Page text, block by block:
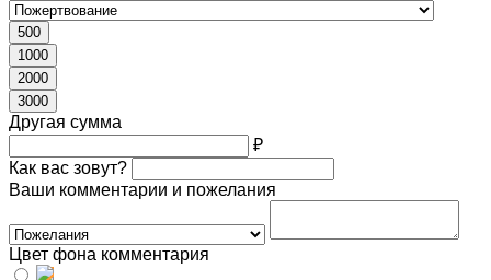
500
1000
2000
3000
Другая сумма
₽
Как вас зовут?
Ваши комментарии и пожелания
Цвет фона комментария